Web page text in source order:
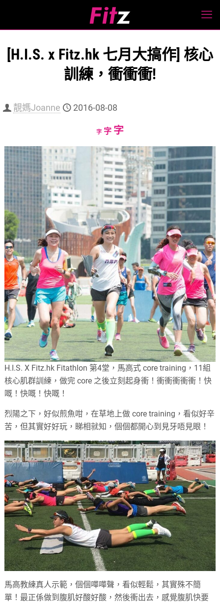
[H.I.S. x Fitz.hk 七月大搞作] 核心
訓練，衝衝衝!
靚媽Joanne 2016-08-08
字Decrease
size.
字Reset
size.
字Increase
size.
H.I.S. X Fitz.hk Fitathlon 第4堂，馬高式 core training，11組
核心肌群訓練，做完 core 之後立刻起身衝！衝衝衝衝衝！快
嘅！快嘅！快嘅！
烈陽之下，好似煎魚咁，在草地上做 core training，看似好辛
苦，但其實好好玩，睇相就知，個個都開心到見牙唔見眼！
馬高教練真人示範，個個嘩嘩聲，看似輕鬆，其實殊不簡
單！最正係做到腹肌好酸好酸，然後衝出去，感覺腹肌快要